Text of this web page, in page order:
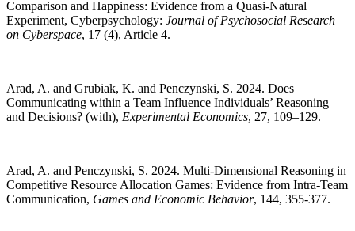
Comparison and Happiness: Evidence from a Quasi-Natural
Experiment, Cyberpsychology: Journal of Psychosocial Research
on Cyberspace, 17 (4), Article 4.
Arad, A. and Grubiak, K. and Penczynski, S. 2024. Does
Communicating within a Team Influence Individuals’ Reasoning
and Decisions? (with), Experimental Economics, 27, 109–129.
Arad, A. and Penczynski, S. 2024. Multi-Dimensional Reasoning in
Competitive Resource Allocation Games: Evidence from Intra-Team
Communication, Games and Economic Behavior, 144, 355-377.